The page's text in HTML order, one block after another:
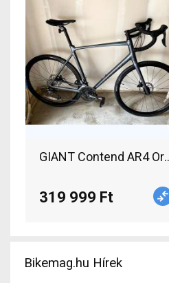
GIANT Contend AR4
319 999 Ft
Bikemag.hu Hírek